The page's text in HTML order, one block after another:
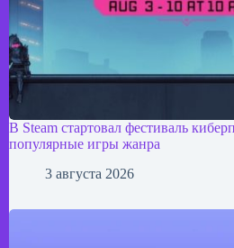
В Steam стартовал фестиваль
популярные игры жанра
3 августа 2026